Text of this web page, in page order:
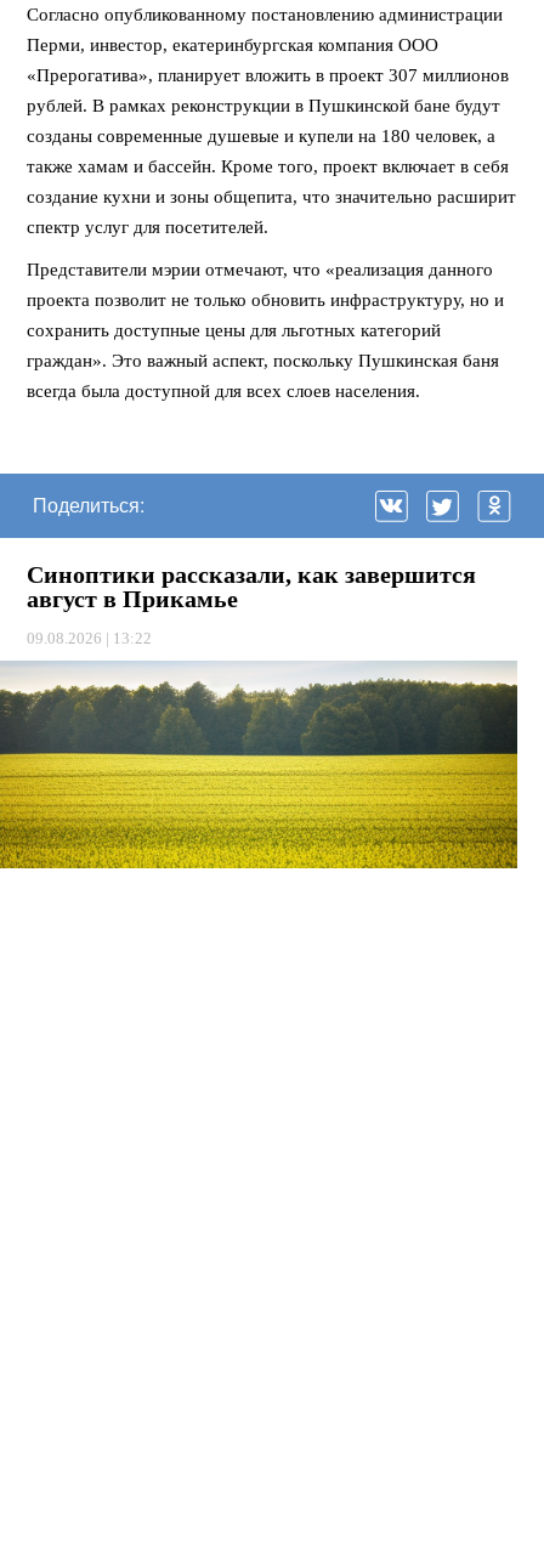
Согласно опубликованному постановлению администрации
Перми, инвестор, екатеринбургская компания ООО
«Прерогатива», планирует вложить в проект 307 миллионов
рублей. В рамках реконструкции в Пушкинской бане будут
созданы современные душевые и купели на 180 человек, а
также хамам и бассейн. Кроме того, проект включает в себя
создание кухни и зоны общепита, что значительно расширит
спектр услуг для посетителей.
Представители мэрии отмечают, что «реализация данного
проекта позволит не только обновить инфраструктуру, но и
сохранить доступные цены для льготных категорий
граждан». Это важный аспект, поскольку Пушкинская баня
всегда была доступной для всех слоев населения.
Поделиться:
Синоптики рассказали, как завершится
август в Прикамье
09.08.2026 | 13:22